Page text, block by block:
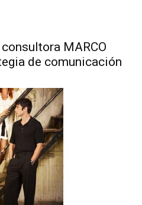
MARCO
de comunicación